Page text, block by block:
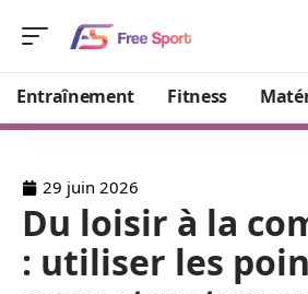
Entraînement Fitness
29 juin 2026
Du loisir à la
: utiliser les